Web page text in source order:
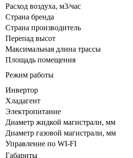
Расход воздуха, м3/час
Страна бренда
Страна производитель
Перепад высот
Максимальная длина трассы
Площадь помещения
Режим работы
Инвертор
Хладагент
Электропитание
Диаметр жидкой магистрали, мм
Диаметр газовой магистрали, мм
Управление по WI-FI
Габариты